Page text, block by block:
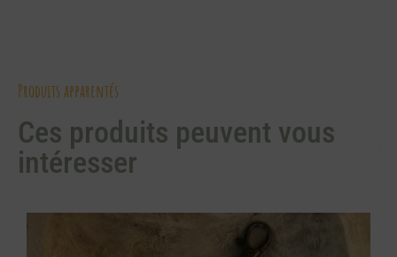
Produits apparentés
Ces produits peuvent vous
intéresser